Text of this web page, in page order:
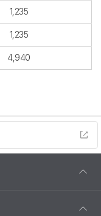
1,235
1,235
4,940